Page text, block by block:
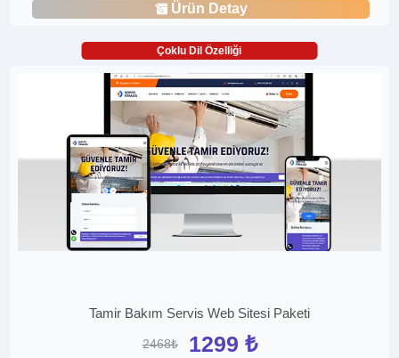
Ürün Detay
Çoklu Dil Özelliği
Tamir Bakım Servis Web Sitesi Paketi
2468₺ 1299 ₺